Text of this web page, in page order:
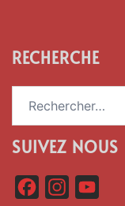
RECHERCHE
SUIVEZ NOUS